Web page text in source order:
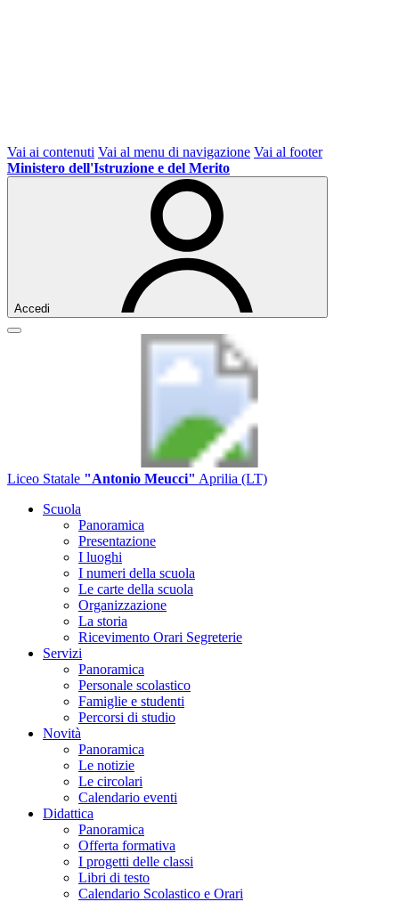
Vai ai contenuti Vai al menu di navigazione Vai al footer
Ministero dell'Istruzione e del Merito
Accedi
Liceo Statale "Antonio Meucci" Aprilia (LT)
Scuola
Panoramica
Presentazione
I luoghi
I numeri della scuola
Le carte della scuola
Organizzazione
La storia
Ricevimento Orari Segreterie
Servizi
Panoramica
Personale scolastico
Famiglie e studenti
Percorsi di studio
Novità
Panoramica
Le notizie
Le circolari
Calendario eventi
Didattica
Panoramica
Offerta formativa
I progetti delle classi
Libri di testo
Calendario Scolastico e Orari